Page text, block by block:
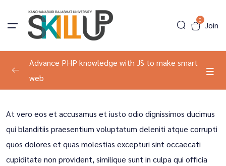
0
Join
Program Information
Basic Document Structure 00:00
Advance PHP knowledge with JS to make smart
web
At vero eos et accusamus et iusto odio dignissimos ducimus
qui blanditiis praesentium voluptatum deleniti atque corrupti
quos dolores et quas molestias excepturi sint occaecati
cupiditate non provident, similique sunt in culpa qui officia